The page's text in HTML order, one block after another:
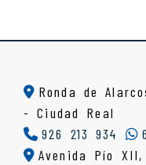
Ronda de
-Ciudad Real
926 213 934
Avenida Pío